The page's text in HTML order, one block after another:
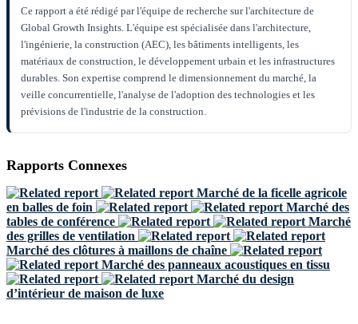
Ce rapport a été rédigé par l'équipe de recherche sur l'architecture de
Global Growth Insights. L'équipe est spécialisée dans l'architecture,
l'ingénierie, la construction (AEC), les bâtiments intelligents, les
matériaux de construction, le développement urbain et les infrastructures
durables. Son expertise comprend le dimensionnement du marché, la
veille concurrentielle, l'analyse de l'adoption des technologies et les
prévisions de l'industrie de la construction.
Rapports Connexes
Marché de la ficelle agricole
en balles de foin
Marché des
tables de conférence
Marché
des grilles de ventilation
Marché des clôtures à maillons de chaîne
Marché des panneaux acoustiques en tissu
Marché du design
d’intérieur de maison de luxe